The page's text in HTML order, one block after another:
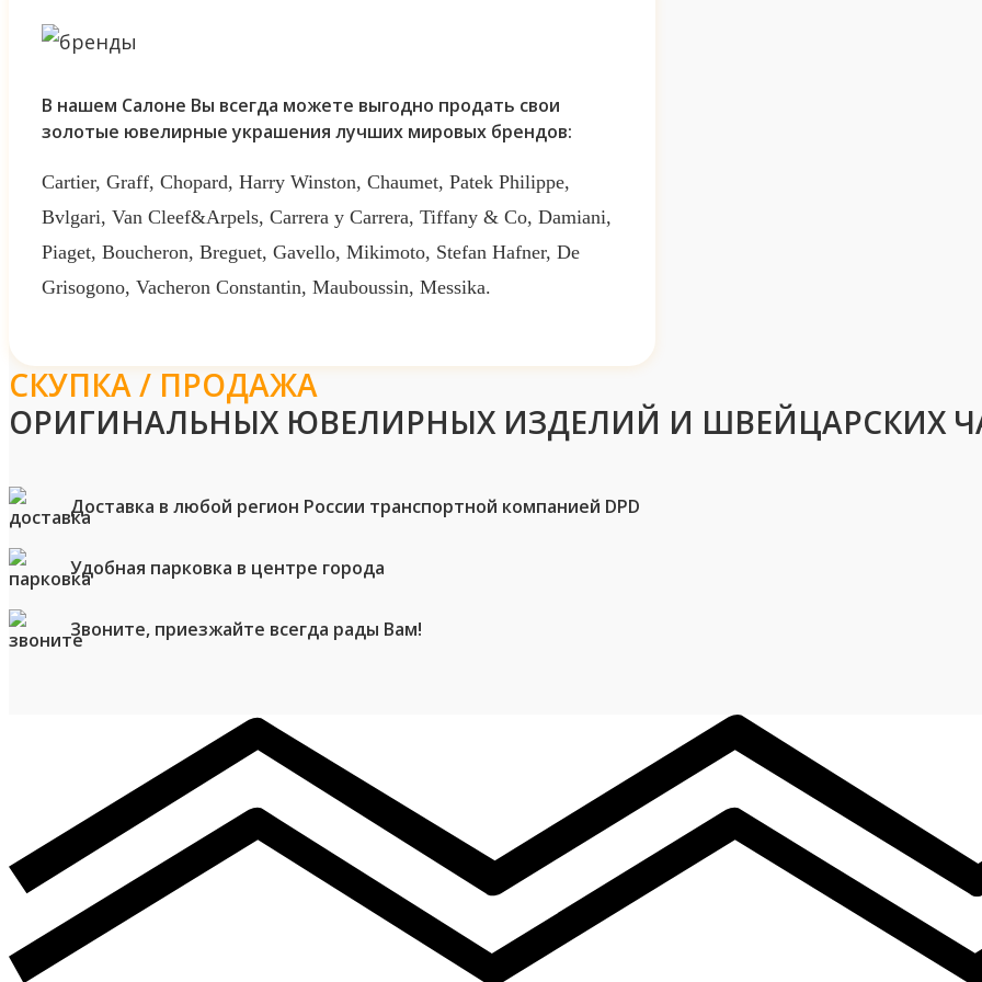
В нашем Салоне Вы всегда можете выгодно продать свои
золотые ювелирные украшения лучших мировых брендов:
Cartier, Graff, Chopard, Harry Winston, Chaumet, Patek Philippe,
Bvlgari, Van Cleef&Arpels, Carrera y Carrera, Tiffany & Co, Damiani,
Piaget, Boucheron, Breguet, Gavello, Mikimoto, Stefan Hafner, De
Grisogono, Vacheron Constantin, Mauboussin, Messika.
СКУПКА / ПРОДАЖА
ОРИГИНАЛЬНЫХ ЮВЕЛИРНЫХ ИЗДЕЛИЙ И ШВЕЙЦАРСКИХ
Доставка в любой регион России транспортной компанией DPD
Удобная парковка в центре города
Звоните, приезжайте всегда рады Вам!